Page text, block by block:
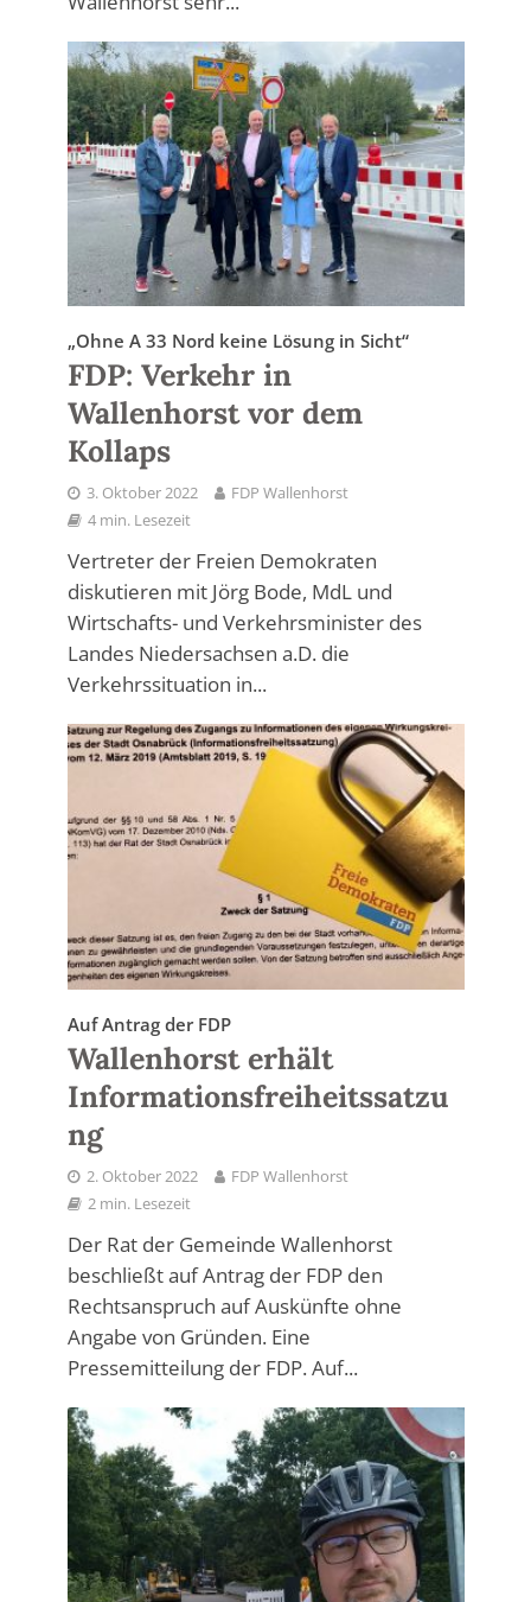
„Ohne A 33 Nord keine Lösung in Sicht“
FDP: Verkehr in
Wallenhorst vor dem
Kollaps
3. Oktober 2022
FDP Wallenhorst
4 min. Lesezeit
Vertreter der Freien Demokraten
diskutieren mit Jörg Bode, MdL und
Wirtschafts- und Verkehrsminister des
Landes Niedersachsen a.D. die
Verkehrssituation in...
Auf Antrag der FDP
Wallenhorst erhält
Informationsfreiheitssatzu
ng
2. Oktober 2022
FDP Wallenhorst
2 min. Lesezeit
Der Rat der Gemeinde Wallenhorst
beschließt auf Antrag der FDP den
Rechtsanspruch auf Auskünfte ohne
Angabe von Gründen. Eine
Pressemitteilung der FDP. Auf...